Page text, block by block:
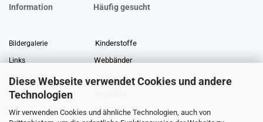
Diese Webseite verwendet Cookies und andere
Technologien
Wir verwenden Cookies und ähnliche Technologien, auch von
Information Häufig gesucht
Bildergalerie Kinderstoffe
Links Webbänder
Stoffe Lexikon Stoffreste
Über uns
Gewerberabatt Meterware